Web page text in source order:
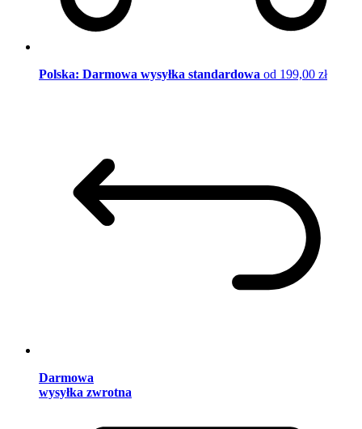
Polska: Darmowa wysyłka standardowa od 199,00 zł
Darmowa
wysyłka zwrotna